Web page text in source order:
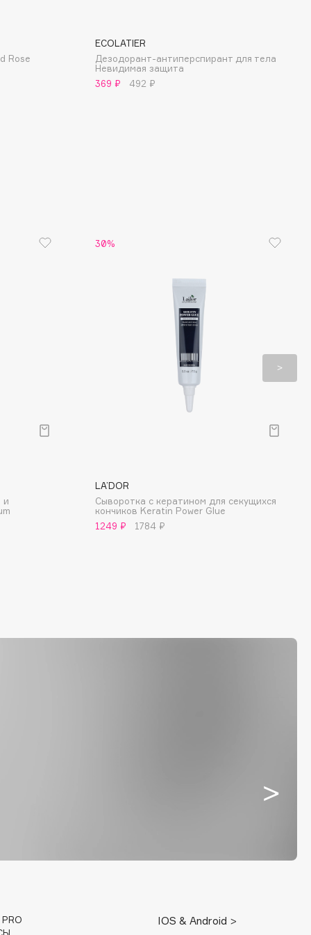
Rose
ECOLATIER
Дезодорант-антиперспирант для тела
Невидимая защита
369 ₽
492 ₽
и
30%
LA’DOR
Сыворотка с кератином для секущихся
кончиков Keratin Power Glue
1249 ₽
1784 ₽
PRO
IOS & Android >